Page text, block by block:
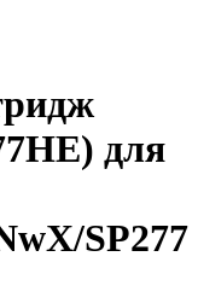
для
SP277